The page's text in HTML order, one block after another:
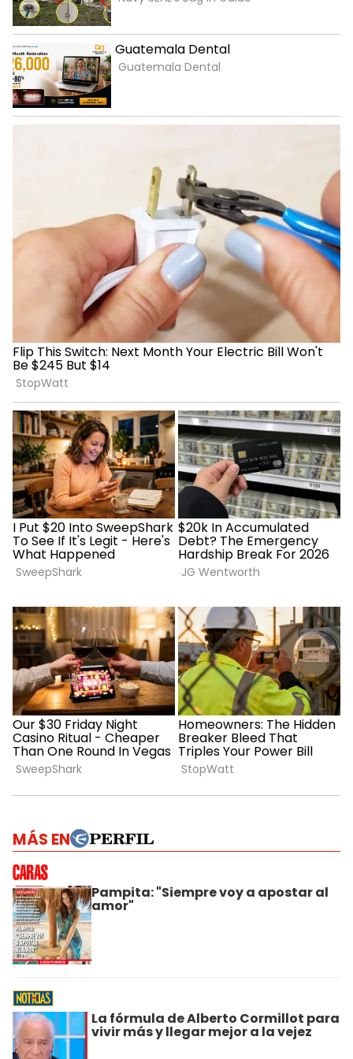
MÁS EN
Pampita: "Siempre voy a apostar al
amor"
La fórmula de Alberto Cormillot para
vivir más y llegar mejor a la vejez